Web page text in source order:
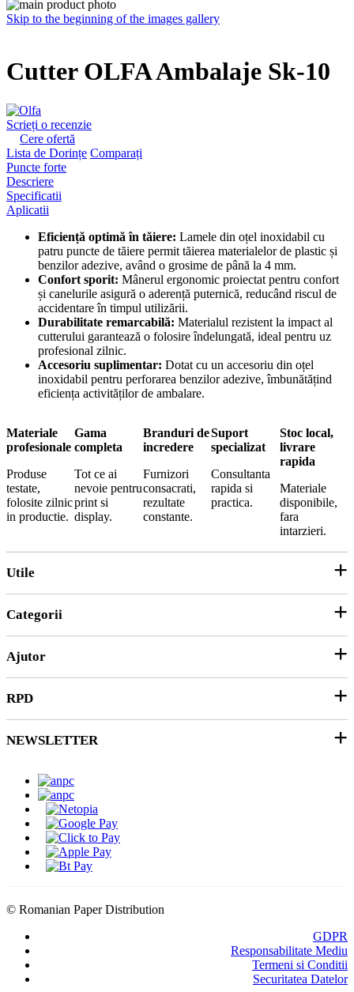
Skip to the beginning of the images gallery
Cutter OLFA Ambalaje Sk-10
Scrieți o recenzie
Cere ofertă
Lista de Dorințe Comparați
Puncte forte
Descriere
Specificatii
Aplicatii
Eficiență optimă în tăiere: Lamele din oțel inoxidabil cu
patru puncte de tăiere permit tăierea materialelor de plastic și
benzilor adezive, având o grosime de până la 4 mm.
Confort sporit: Mânerul ergonomic proiectat pentru confort
și canelurile asigură o aderență puternică, reducând riscul de
accidentare în timpul utilizării.
Durabilitate remarcabilă: Materialul rezistent la impact al
cutterului garantează o folosire îndelungată, ideal pentru uz
profesional zilnic.
Accesoriu suplimentar: Dotat cu un accesoriu din oțel
inoxidabil pentru perforarea benzilor adezive, îmbunătățind
eficiența activităților de ambalare.
Materiale
profesionale
Produse
testate,
folosite zilnic
in productie.
Gama
completa
Tot ce ai
nevoie pentru
print si
display.
Branduri de
incredere
Furnizori
consacrati,
rezultate
constante.
Suport
specializat
Consultanta
rapida si
practica.
Stoc local,
livrare
rapida
Materiale
disponibile,
fara
intarzieri.
Utile
Parteneri
Categorii
Hârtie și Cartoane
Ambalare
Ajutor
RPD
Despre noi
Modalitati de Livrare
NEWSLETTER
© Romanian Paper Distribution
GDPR
Responsabilitate Mediu
Termeni si Conditii
Securitatea Datelor